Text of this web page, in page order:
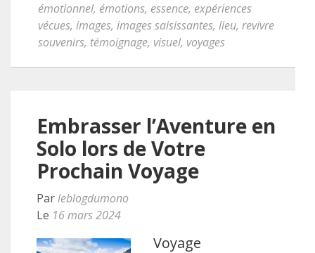
émotionnel, émotions, essence, expériences
vécues, images, images saisissantes, lieu, revivre
souvenirs, témoignage, visuel, voyages
Embrasser l’Aventure en
Solo lors de Votre
Prochain Voyage
Parleblogdumono
Le 16 mars 2024
Voyage